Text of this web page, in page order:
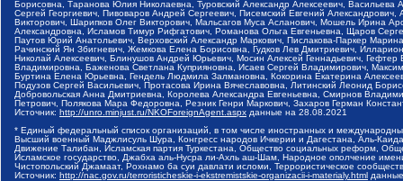
Борисовна, Таранова Юлия Николаевна, Туровский Александр Алексеевич,
Сергей Георгиевич, Пивоваров Андрей Сергеевич, Писемский Евгений
Викторович, Шарипков Олег Викторович, Мальсагов Муса Асланович, Мошель Ирина
Александровна, Исламов Тимур Рифгатович, Романова Ольга Евгеньевна, Щаров
Паутов Юрий Анатольевич, Верховский Александр Маркович, Пислакова-Паркер
Рачинский Ян Збигневич, Жемкова Елена Борисовна, Гудков Лев Дмитриевич,
Николай Алексеевич, Блинушов Андрей Юрьевич, Мосин Алексей Геннадьевич,
Владимировна, Баженова Светлана Куприяновна, Исаев Сергей Владимирович,
Буртина Елена Юрьевна, Гендель Людмила Залмановна, Кокорина Екатерина
Подузов Сергей Васильевич, Протасова Ирина Вячеславовна, Литинский Леонид
Добровольская Анна Дмитриевна, Королева Александра Евгеньевна, Смирнов
Петрович, Полякова Мара Федоровна, Резник Генри Маркович, Захаров Герман
Источник: http://unro.minjust.ru/NKOForeignAgent.aspx данные на 28.08.2021
* Единый федеральный список организаций, в том числе иностранных и
Высший военный Маджлисуль Шура, Конгресс народов Ичкерии и Дагестана, Аль-
Движение Талибан, Исламская партия Туркестана, Общество социальных реформ,
Исламское государство, Джабха аль-Нусра ли-Ахль аш-Шам, Народное ополчение
Чистопольский Джамаат, Рохнамо ба суи давлати исломи, Террористическое
Источник: http://nac.gov.ru/terroristicheskie-i-ekstremistskie-organizacii-i-materialy.html